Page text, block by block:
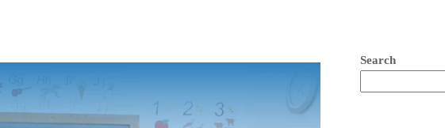
Search